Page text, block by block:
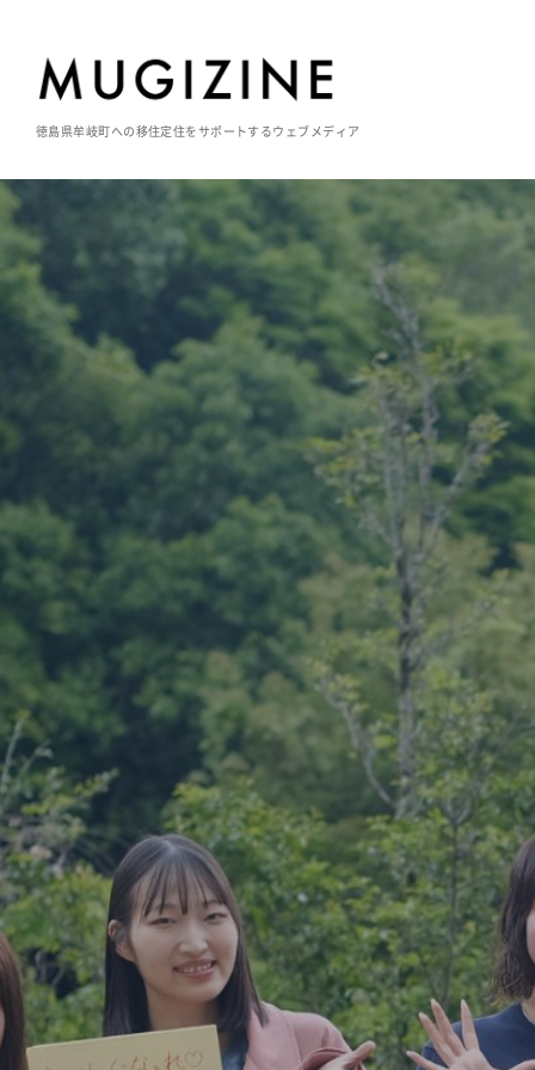
徳島県牟岐町への移住定住をサポートするウェブメディア